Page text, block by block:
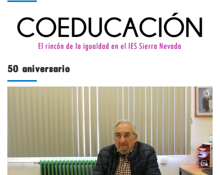
50 aniversario